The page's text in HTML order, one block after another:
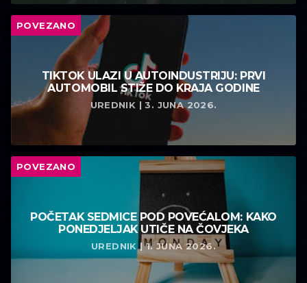
POVEZANO
TIKTOK ULAZI U AUTOINDUSTRIJU: PRVI
AUTOMOBIL STIŽE DO KRAJA GODINE
UREDNIK | 3. JUNA 2026.
POVEZANO
POČETAK SEDMICE POD POVEĆALOM: KAKO
PONEDJELJAK UTIČE NA ČOVJEKA
UREDNIK | 1. JUNA 2026.